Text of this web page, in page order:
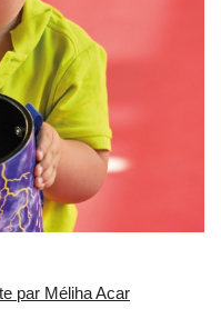
par Méliha Acar